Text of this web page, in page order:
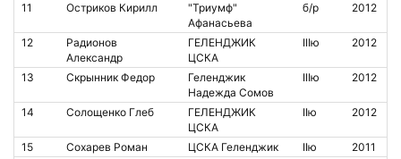
11
Остриков Кирилл
"Триумф"
Афанасьева
б/р 2012
12
Радионов
Александр
ГЕЛЕНДЖИК
ЦСКА
IIIю 2012
13 Скрынник Федор
Геленджик
Надежда Сомов
IIIю 2012
14 Солощенко Глеб
ГЕЛЕНДЖИК
ЦСКА
IIю 2012
15 Сохарев Роман ЦСКА Геленджик IIю
2011